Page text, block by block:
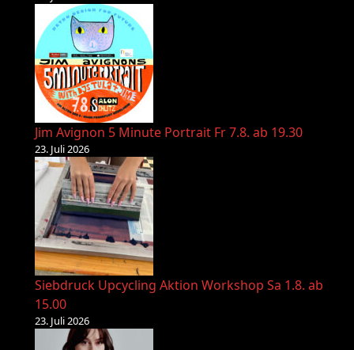
Jim Avignon 5 Minute Portrait Fr 7.8. ab 19.30
23. Juli 2026
Siebdruck Upcycling Aktion Workshop Sa 1.8. ab
15.00
23. Juli 2026